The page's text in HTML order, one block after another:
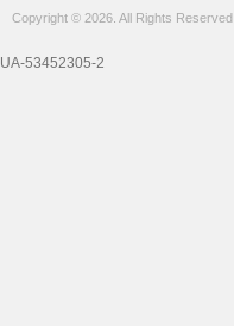
Copyright © 2026. All Rights Reserved.
UA-53452305-2